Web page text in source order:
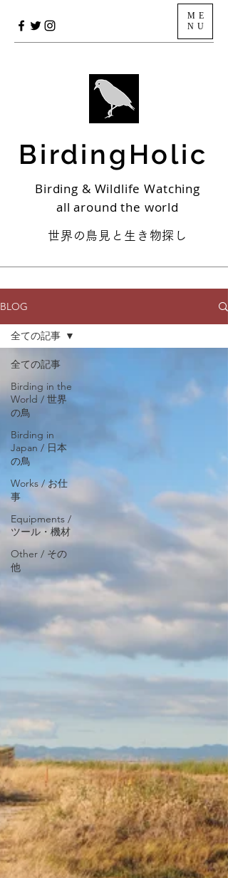
ME
NU
BirdingHolic
Birding & Wildlife Watching
all around the world
世界の鳥見と生き物探し
BLOG
全ての記事
Birding in the
World / 世界
の鳥
Birding in
Japan / 日本
の鳥
Works / お仕
事
Equipments /
ツール・機材
Other / その
他
全ての記事